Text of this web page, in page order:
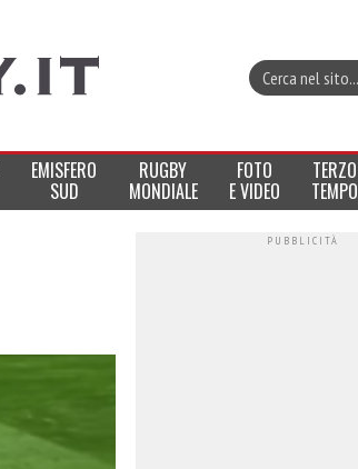
EMISFERO
SUD
RUGBY
MONDIALE
FOTO
E VIDEO
TERZO
TEMPO